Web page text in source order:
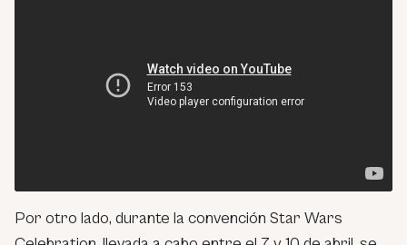
Por otro lado, durante la convención Star Wars